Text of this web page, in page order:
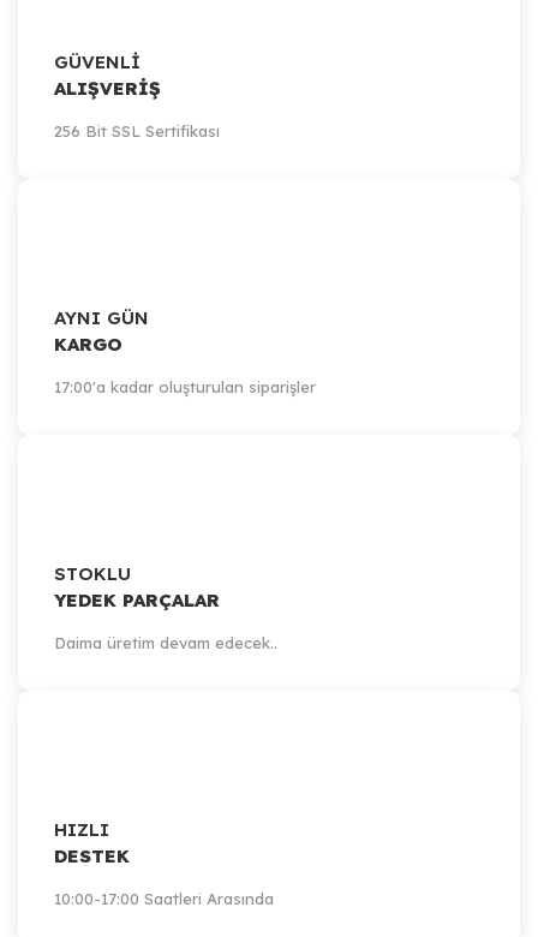
GÜVENLİ
ALIŞVERİŞ
256 Bit SSL Sertifikası
AYNI GÜN
KARGO
17:00'a kadar oluşturulan siparişler
STOKLU
YEDEK PARÇALAR
Daima üretim devam edecek..
HIZLI
DESTEK
10:00-17:00 Saatleri Arasında